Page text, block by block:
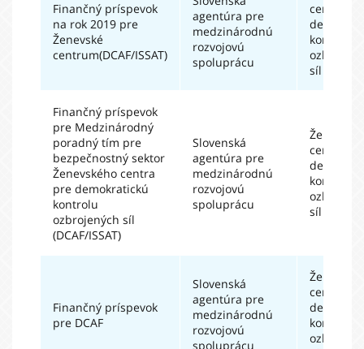
Finančný príspevok
na rok 2019 pre
Ženevské
centrum(DCAF/ISSAT)
agentúra pre
medzinárodnú
rozvojovú
spoluprácu
centrum
kontrolu
síl
Finančný príspevok
pre Medzinárodný
poradný tím pre
bezpečnostný sektor
Ženevského centra
pre demokratickú
kontrolu
ozbrojených síl
(DCAF/ISSAT)
Slovenská
agentúra pre
medzinárodnú
rozvojovú
spoluprácu
Ženevské
centrum
kontrolu
síl
Finančný príspevok
pre DCAF
Slovenská
agentúra pre
medzinárodnú
rozvojovú
spoluprácu
Ženevské
centrum
kontrolu